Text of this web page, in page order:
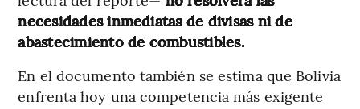
necesidades inmediatas de divisas ni de
abastecimiento de combustibles.
En el documento también se estima que Bolivia
enfrenta hoy una competencia más exigente